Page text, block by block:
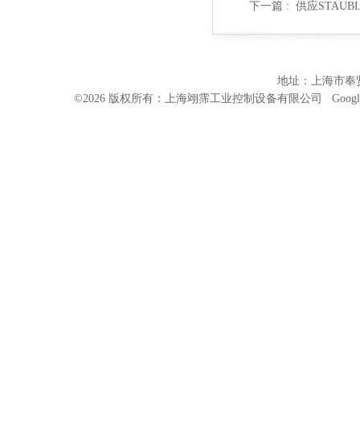
下一篇 : 供应
地址：上海市奉
©2026 版权所有：上海翊霈工业控制设备有限公司